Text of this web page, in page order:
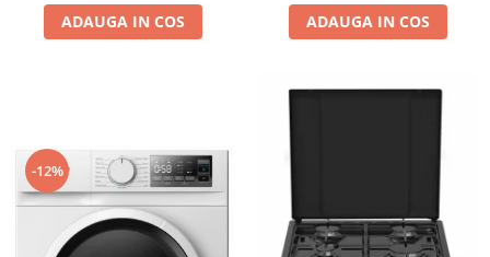
ADAUGA IN COS ADAUGA IN COS
-12%